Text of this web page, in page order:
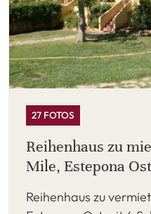
27 FOTOS
Reihenhaus zu
Mile, Estepona Ost
Reihenhaus zu